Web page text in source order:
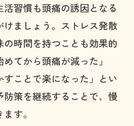
習慣も頭痛の誘因となる
ましょう。ストレス発散
時間を持つことも効果的
てから頭痛が減った」
すことで楽になった」とい
策を継続することで、慢
す。